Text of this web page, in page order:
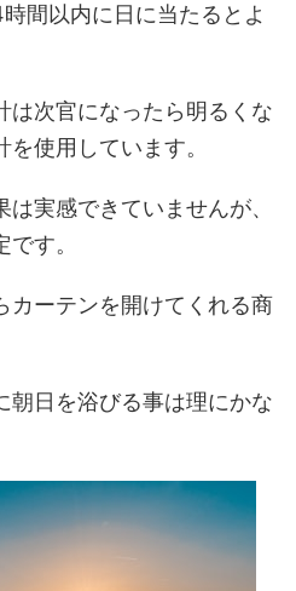
間以内に日に当たるとよ
は次官になったら明るくな
使用しています。
実感できていませんが、
す。
カーテンを開けてくれる商
朝日を浴びる事は理にかな